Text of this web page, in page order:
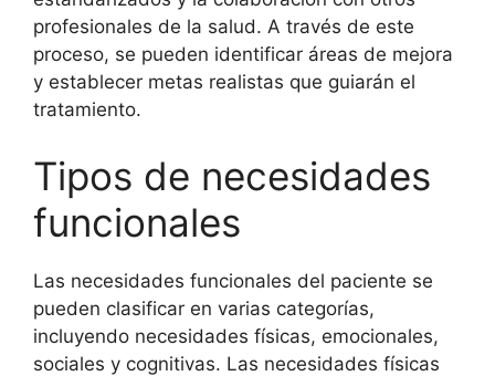
profesionales de la salud. A través de este
proceso, se pueden identificar áreas de mejora
y establecer metas realistas que guiarán el
tratamiento.
Tipos de necesidades
funcionales
Las necesidades funcionales del paciente se
pueden clasificar en varias categorías,
incluyendo necesidades físicas, emocionales,
sociales y cognitivas. Las necesidades físicas